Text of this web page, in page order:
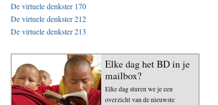
De virtuele denkster 170
De virtuele denkster 212
De virtuele denkster 213
Elke dag het BD in je
mailbox?
Elke dag sturen we je een
overzicht van de nieuwste